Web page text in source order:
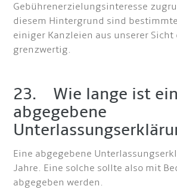
Gebührenerzielungsinteresse
diesem Hintergrund sind
einiger Kanzleien aus unserer Sicht
grenzwertig.
23. Wie lange ist
abgegebene
Eine abgegebene
Jahre. Eine solche sollte also mit
abgegeben werden.